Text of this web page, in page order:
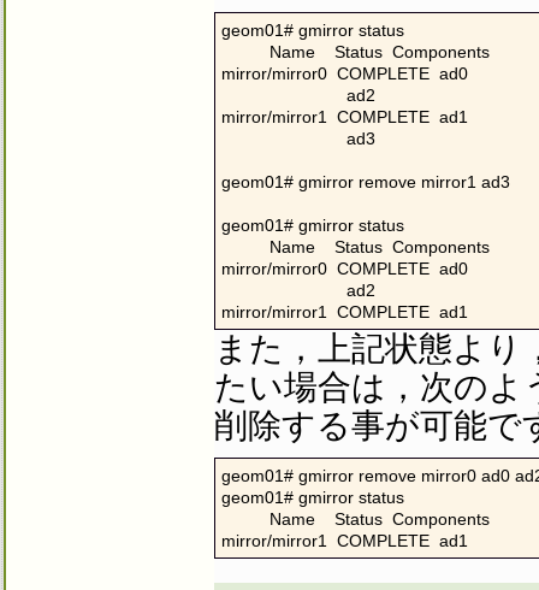
geom01# gmirror status
          Name    Status  Components
mirror/mirror0  COMPLETE  ad0
                          ad2
mirror/mirror1  COMPLETE  ad1
                          ad3
geom01# gmirror remove mirror1 ad3
geom01# gmirror status
          Name    Status  Components
mirror/mirror0  COMPLETE  ad0
                          ad2
mirror/mirror1  COMPLETE  ad1
また，上記状態より
たい場合は，次のよ
削除する事が可能で
geom01# gmirror remove mirror0 ad0
geom01# gmirror status
          Name    Status  Components
mirror/mirror1  COMPLETE  ad1